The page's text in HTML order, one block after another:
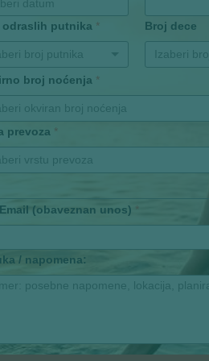
odraslih putnika *
broj putnika
Broj dece
Izaberi
broj noćenja *
okviran broj noćenja
prevoza *
vrstu prevoza
(obaveznan unos) *
/ napomena: